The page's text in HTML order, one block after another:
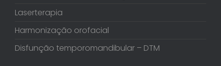
Laserterapia
Harmonização orofacial
Disfunção temporomandibular – DTM